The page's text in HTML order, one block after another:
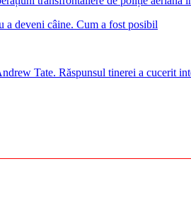
a deveni câine. Cum a fost posibil
Tate. Răspunsul tinerei a cucerit